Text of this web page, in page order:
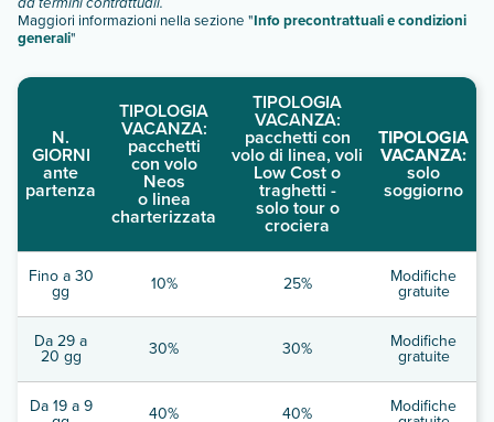
Maggiori informazioni nella sezione "Info precontrattuali e condizioni
generali"
N.
GIORNI
ante
partenza
TIPOLOGIA
VACANZA:
pacchetti
con volo
Neos
o linea
charterizzata
TIPOLOGIA
VACANZA:
pacchetti con
volo di linea, voli
Low Cost o
traghetti -
solo tour o
crociera
TIPOLOGIA
VACANZA:
solo
soggiorno
Fino a 30
gg 10% 25% Modifiche
gratuite
Da 29 a
20 gg 30% 30% Modifiche
gratuite
Da 19 a 9 40% 40% Modifiche